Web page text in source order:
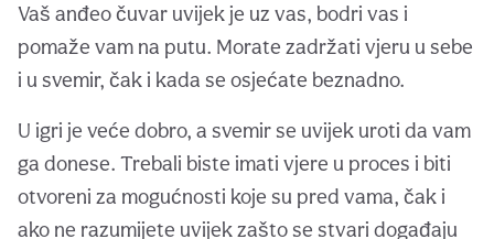
Vaš anđeo čuvar uvijek je uz vas, bodri vas i
pomaže vam na putu. Morate zadržati vjeru u sebe
i u svemir, čak i kada se osjećate beznadno.
U igri je veće dobro, a svemir se uvijek uroti da vam
ga donese. Trebali biste imati vjere u proces i biti
otvoreni za mogućnosti koje su pred vama, čak i
ako ne razumijete uvijek zašto se stvari događaju